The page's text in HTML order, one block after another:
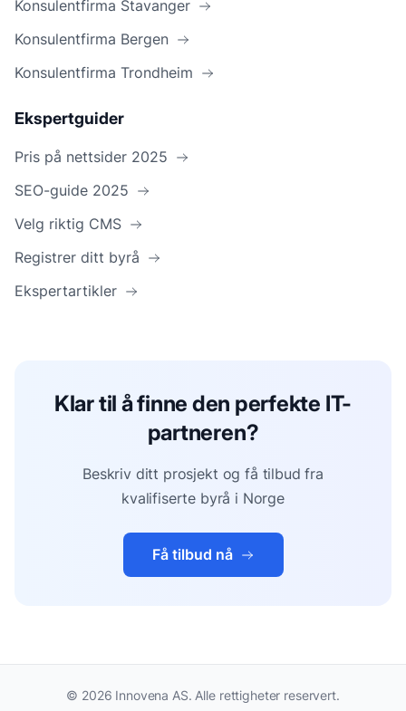
Konsulentfirma Stavanger
Konsulentfirma Bergen
Konsulentfirma Trondheim
Ekspertguider
Pris på nettsider 2025
SEO-guide 2025
Velg riktig CMS
Registrer ditt byrå
Ekspertartikler
Klar til å finne den perfekte IT-
partneren?
Beskriv ditt prosjekt og få tilbud fra
kvalifiserte byrå i Norge
Få tilbud nå
© 2026 Innovena AS. Alle rettigheter reservert.